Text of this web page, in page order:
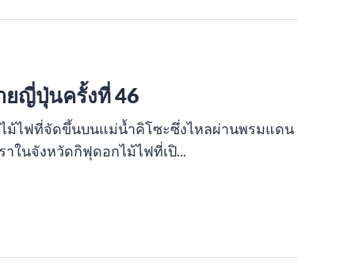
ยญี่ปุ่นครั้งที่ 46
ไม้ไฟที่จัดขึ้นบนแม่น้ำคิโซะซึ่งไหลผ่านพรมแดน
ในจังหวัดกิฟุดอกไม้ไฟที่เปิ...